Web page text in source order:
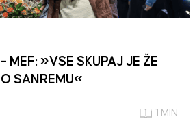
MEF: »VSE SKUPAJ JE ŽE
SANREMU«
1 MIN